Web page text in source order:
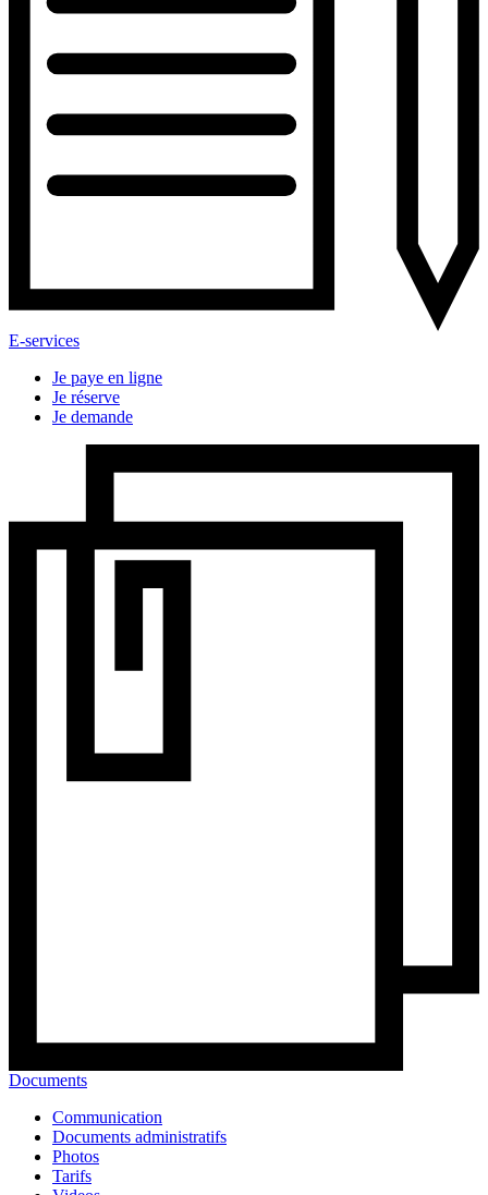
E-services
Je paye en ligne
Je réserve
Je demande
Documents
Communication
Documents administratifs
Photos
Tarifs